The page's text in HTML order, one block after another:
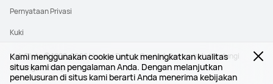
Kami menggunakan cookie untuk meningkatkan kualitas
situs kami dan pengalaman Anda. Dengan melanjutkan
penelusuran di situs kami berarti Anda menerima kebijakan
Hak Cipta © 1998-2026 Huawei Device Co., Ltd. Semua hak dilindungi
undang-undang.
Pernyataan Privasi
Kuki